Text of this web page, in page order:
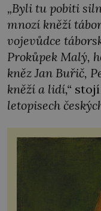
„Byli tu pobiti
mnozí kněží
vojevůdce
Prokůpek Malý,
kněz Jan Buřič,
kněží a lidí,“
letopisech